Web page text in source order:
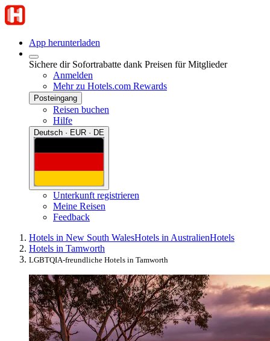
App herunterladen
Sichere dir Sofortrabatte dank Preisen für Mitglieder
Anmelden
Mehr zu Hotels.com Rewards
Posteingang
Reisen buchen
Hilfe
Deutsch · EUR · DE
Unterkunft registrieren
Meine Reisen
Feedback
Hotels in New South WalesHotels in AustralienHotels
Hotels in Tamworth
LGBTQIA-freundliche Hotels in Tamworth